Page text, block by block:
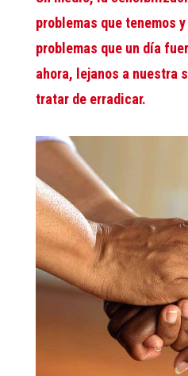
problemas que tenemos
problemas que un día
ahora, lejanos a nuestra
tratar de erradicar.